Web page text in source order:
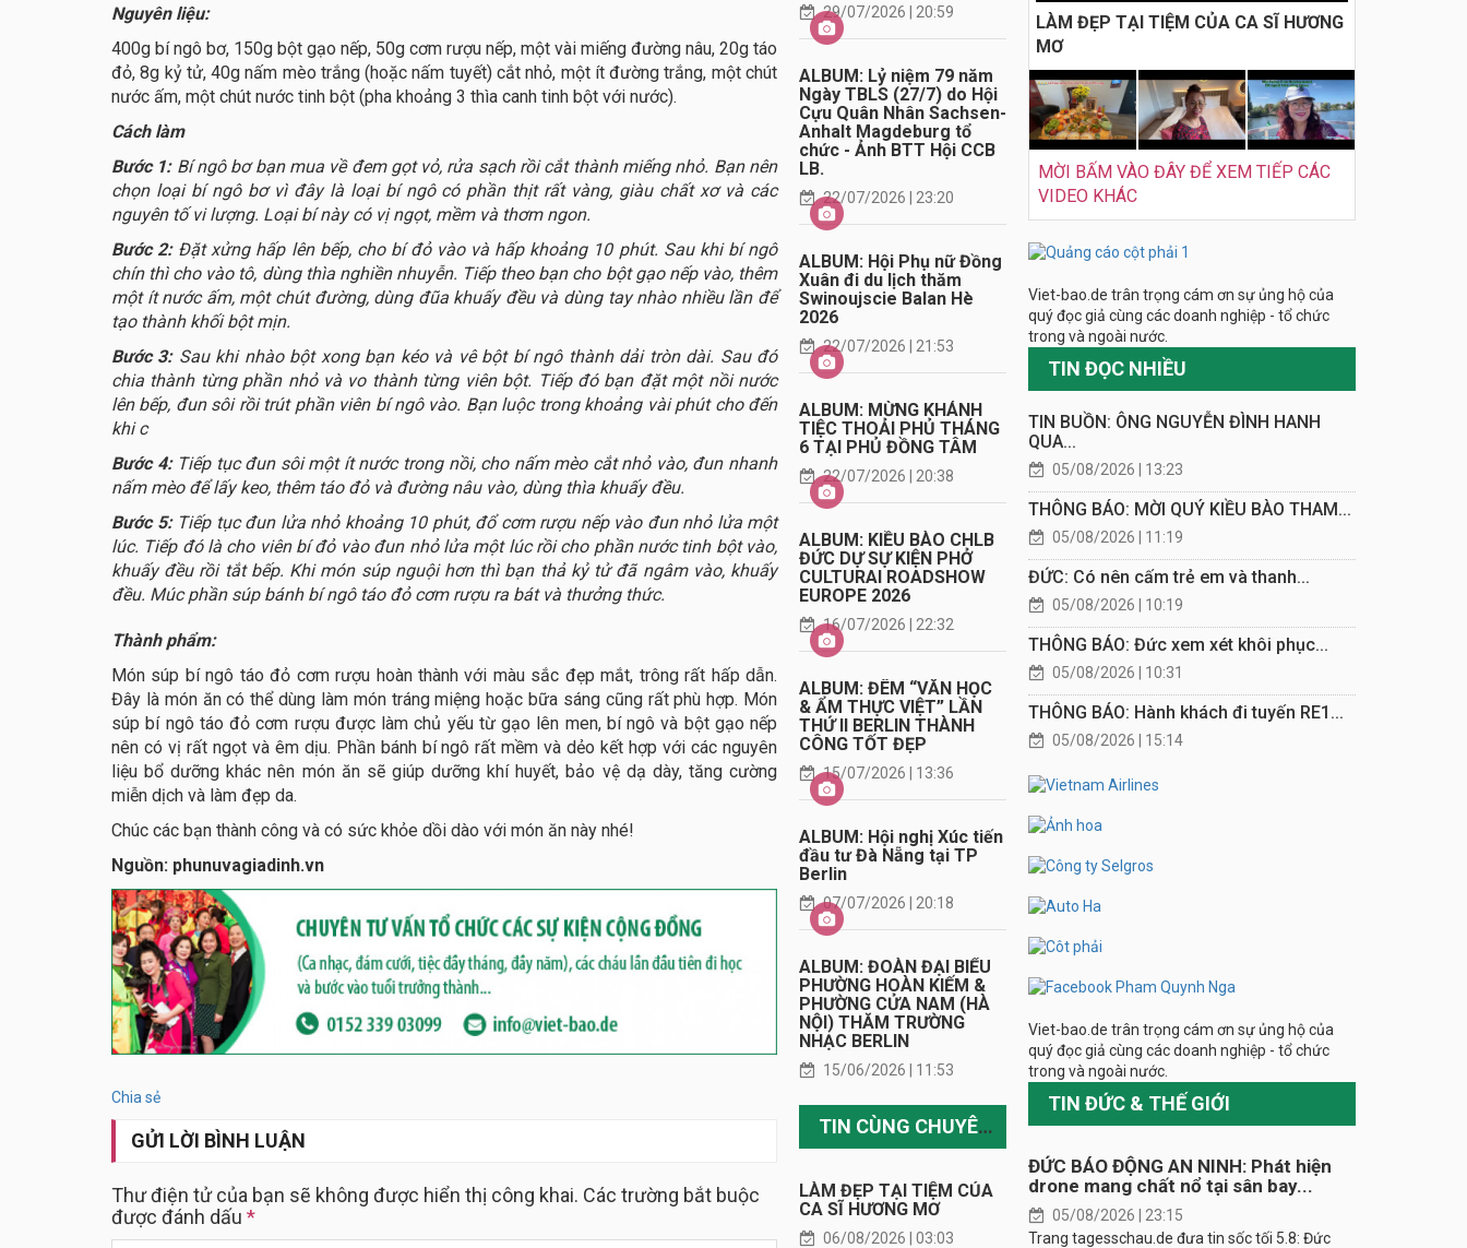
Nguyên liệu:
400g bí ngô bơ, 150g bột gạo nếp, 50g cơm rượu nếp, một vài miếng đường nâu, 20g táo
đỏ, 8g kỷ tử, 40g nấm mèo trắng (hoặc nấm tuyết) cắt nhỏ, một ít đường trắng, một chút
nước ấm, một chút nước tinh bột (pha khoảng 3 thìa canh tinh bột với nước).
Cách làm
Bước 1: Bí ngô bơ bạn mua về đem gọt vỏ, rửa sạch rồi cắt thành miếng nhỏ. Bạn nên
chọn loại bí ngô bơ vì đây là loại bí ngô có phần thịt rất vàng, giàu chất xơ và các
nguyên tố vi lượng. Loại bí này có vị ngọt, mềm và thơm ngon.
Bước 2:Đặt xửng hấp lên bếp, cho bí đỏ vào và hấp khoảng 10 phút. Sau khi bí ngô
chín thì cho vào tô, dùng thìa nghiền nhuyễn. Tiếp theo bạn cho bột gạo nếp vào, thêm
một ít nước ấm, một chút đường, dùng đũa khuấy đều và dùng tay nhào nhiều lần để
tạo thành khối bột mịn.
Bước 3: Sau khi nhào bột xong bạn kéo và vê bột bí ngô thành dải tròn dài. Sau đó
chia thành từng phần nhỏ và vo thành từng viên bột. Tiếp đó bạn đặt một nồi nước
lên bếp, đun sôi rồi trút phần viên bí ngô vào. Bạn luộc trong khoảng vài phút cho đến
khi c
Bước 4: Tiếp tục đun sôi một ít nước trong nồi, cho nấm mèo cắt nhỏ vào, đun nhanh
nấm mèo để lấy keo, thêm táo đỏ và đường nâu vào, dùng thìa khuấy đều.
Bước 5: Tiếp tục đun lửa nhỏ khoảng 10 phút, đổ cơm rượu nếp vào đun nhỏ lửa một
lúc. Tiếp đó là cho viên bí đỏ vào đun nhỏ lửa một lúc rồi cho phần nước tinh bột vào,
khuấy đều rồi tắt bếp. Khi món súp nguội hơn thì bạn thả kỷ tử đã ngâm vào, khuấy
đều. Múc phần súp bánh bí ngô táo đỏ cơm rượu ra bát và thưởng thức.
Thành phẩm:
Món súp bí ngô táo đỏ cơm rượu hoàn thành với màu sắc đẹp mắt, trông rất hấp dẫn.
Đây là món ăn có thể dùng làm món tráng miệng hoặc bữa sáng cũng rất phù hợp. Món
súp bí ngô táo đỏ cơm rượu được làm chủ yếu từ gạo lên men, bí ngô và bột gạo nếp
nên có vị rất ngọt và êm dịu. Phần bánh bí ngô rất mềm và dẻo kết hợp với các nguyên
liệu bổ dưỡng khác nên món ăn sẽ giúp dưỡng khí huyết, bảo vệ dạ dày, tăng cường
miễn dịch và làm đẹp da.
Chúc các bạn thành công và có sức khỏe dồi dào với món ăn này nhé!
Nguồn: phunuvagiadinh.vn
Chia sẻ
GỬI LỜI BÌNH LUẬN
Thư điện tử của bạn sẽ không được hiển thị công khai. Các trường bắt buộc
được đánh dấu *
29/07/2026 | 20:59
ALBUM: Lỷ niệm 79 năm
Ngày TBLS (27/7) do Hội
Cựu Quân Nhân Sachsen-
Anhalt Magdeburg tổ
chức - Ảnh BTT Hội CCB
LB.
22/07/2026 | 23:20
ALBUM: Hội Phụ nữ Đồng
Xuân đi du lịch thăm
Swinoujscie Balan Hè
2026
22/07/2026 | 21:53
ALBUM: MỪNG KHÁNH
TIỆC THOẢI PHỦ THÁNG
6 TẠI PHỦ ĐỒNG TÂM
22/07/2026 | 20:38
ALBUM: KIỀU BÀO CHLB
ĐỨC DỰ SỰ KIỆN PHỞ
CULTURAI ROADSHOW
EUROPE 2026
16/07/2026 | 22:32
ALBUM: ĐÊM “VĂN HỌC
& ẨM THỰC VIỆT” LẦN
THỨ II BERLIN THÀNH
CÔNG TỐT ĐẸP
15/07/2026 | 13:36
ALBUM: Hội nghị Xúc tiến
đầu tư Đà Nẵng tại TP
Berlin
07/07/2026 | 20:18
ALBUM: ĐOÀN ĐẠI BIỂU
PHƯỜNG HOÀN KIẾM &
PHƯỜNG CỬA NAM (HÀ
NỘI) THĂM TRƯỜNG
NHẠC BERLIN
15/06/2026 | 11:53
TIN CÙNG CHUYÊN MỤC
LÀM ĐẸP TẠI TIỆM CỦA
CA SĨ HƯƠNG MƠ
06/08/2026 | 03:03
LÀM ĐẸP TẠI TIỆM CỦA CA SĨ HƯƠNG
MƠ
MỜI BẤM VÀO ĐÂY ĐỂ XEM TIẾP CÁC
VIDEO KHÁC
Viet-bao.de trân trọng cám ơn sự ủng hộ của
quý đọc giả cùng các doanh nghiệp - tổ chức
trong và ngoài nước.
TIN ĐỌC NHIỀU
TIN BUỒN: ÔNG NGUYỄN ĐÌNH HANH
QUA...
05/08/2026 | 13:23
THÔNG BÁO: MỜI QUÝ KIỀU BÀO THAM...
05/08/2026 | 11:19
ĐỨC: Có nên cấm trẻ em và thanh...
05/08/2026 | 10:19
THÔNG BÁO: Đức xem xét khôi phục...
05/08/2026 | 10:31
THÔNG BÁO: Hành khách đi tuyến RE1...
05/08/2026 | 15:14
Viet-bao.de trân trọng cám ơn sự ủng hộ của
quý đọc giả cùng các doanh nghiệp - tổ chức
trong và ngoài nước.
TIN ĐỨC & THẾ GIỚI
ĐỨC BÁO ĐỘNG AN NINH: Phát hiện
drone mang chất nổ tại sân bay...
05/08/2026 | 23:15
Trang tagesschau.de đưa tin sốc tối 5.8: Đức